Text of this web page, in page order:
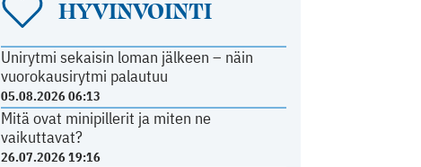
HYVINVOINTI
Unirytmi sekaisin loman jälkeen – näin
vuorokausirytmi palautuu
05.08.2026 06:13
Mitä ovat minipillerit ja miten ne
vaikuttavat?
26.07.2026 19:16